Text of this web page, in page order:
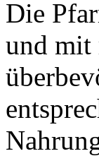
Die
und mit